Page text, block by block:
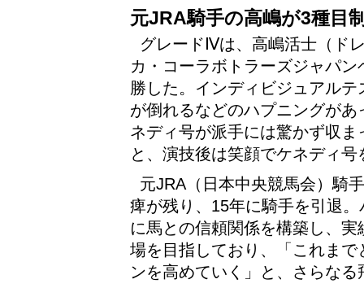
元JRA騎手の高嶋が3種目
グレードⅣは、高嶋活士（ド
カ・コーラボトラーズジャパ
勝した。インディビジュアル
が倒れるなどのハプニングが
ネディ号が派手には驚かず収
と、演技後は笑顔でケネディ号
元JRA（日本中央競馬会）騎
痺が残り、15年に騎手を引退
に馬との信頼関係を構築し、
場を目指しており、「これま
ンを高めていく」と、さらな